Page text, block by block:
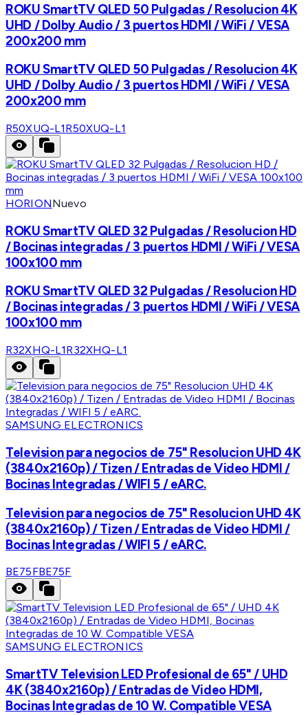
ROKU SmartTV QLED 50 Pulgadas / Resolucion 4K
UHD / Dolby Audio / 3 puertos HDMI / WiFi / VESA
200x200 mm
ROKU SmartTV QLED 50 Pulgadas / Resolucion 4K
UHD / Dolby Audio / 3 puertos HDMI / WiFi / VESA
200x200 mm
R50XUQ-L1R50XUQ-L1
HORIONNuevo
ROKU SmartTV QLED 32 Pulgadas / Resolucion HD
/ Bocinas integradas / 3 puertos HDMI / WiFi / VESA
100x100 mm
ROKU SmartTV QLED 32 Pulgadas / Resolucion HD
/ Bocinas integradas / 3 puertos HDMI / WiFi / VESA
100x100 mm
R32XHQ-L1R32XHQ-L1
SAMSUNG ELECTRONICS
Television para negocios de 75" Resolucion UHD 4K
(3840x2160p) / Tizen / Entradas de Video HDMI /
Bocinas Integradas / WIFI 5 / eARC.
Television para negocios de 75" Resolucion UHD 4K
(3840x2160p) / Tizen / Entradas de Video HDMI /
Bocinas Integradas / WIFI 5 / eARC.
BE75FBE75F
SAMSUNG ELECTRONICS
SmartTV Television LED Profesional de 65" / UHD
4K (3840x2160p) / Entradas de Video HDMI,
Bocinas Integradas de 10 W. Compatible VESA